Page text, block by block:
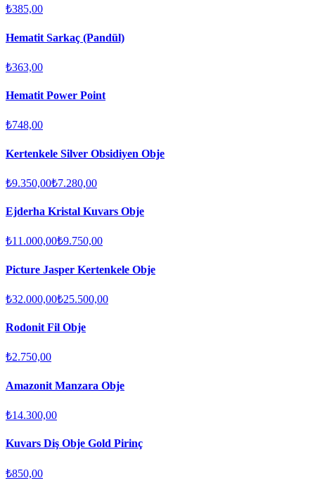
₺385,00
Hematit Sarkaç (Pandül)
₺363,00
Hematit Power Point
₺748,00
Kertenkele Silver Obsidiyen Obje
₺9.350,00₺7.280,00
Ejderha Kristal Kuvars Obje
₺11.000,00₺9.750,00
Picture Jasper Kertenkele Obje
₺32.000,00₺25.500,00
Rodonit Fil Obje
₺2.750,00
Amazonit Manzara Obje
₺14.300,00
Kuvars Diş Obje Gold Pirinç
₺850,00